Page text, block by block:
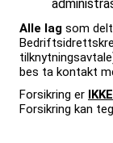
Alle lag som
bes ta kontakt
Forsikring er
IKKE
Forsikring kan